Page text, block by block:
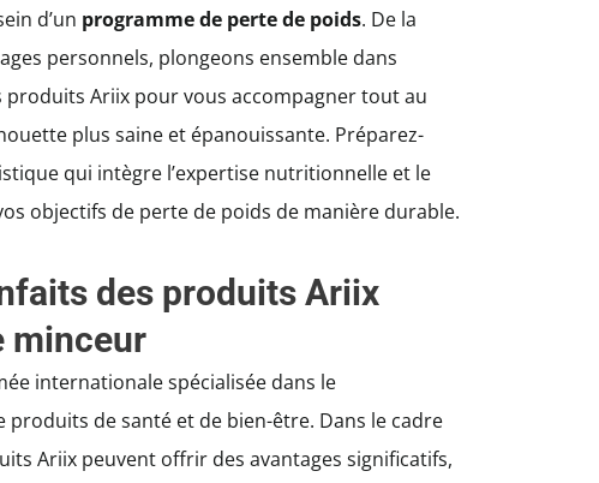
d’un programme de perte de poids. De la
personnels, plongeons ensemble dans
produits Ariix pour vous accompagner tout au
plus saine et épanouissante. Préparez-
qui intègre l’expertise nutritionnelle et le
objectifs de perte de poids de manière durable.
des produits Ariix
minceur
internationale spécialisée dans le
de santé et de bien-être. Dans le cadre
Ariix peuvent offrir des avantages significatifs,